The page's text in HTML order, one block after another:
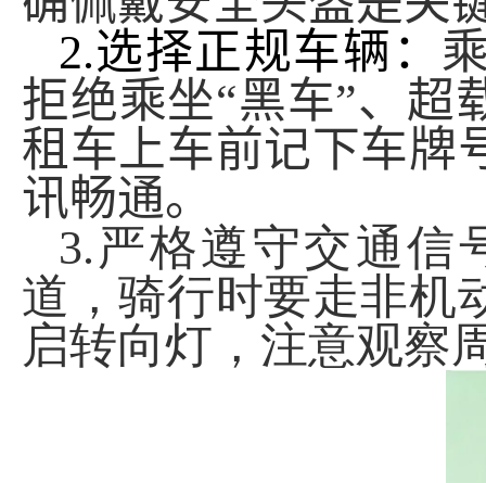
2.选择正规车辆：
拒绝乘坐“黑车”、超
租车上车前记下车牌
讯畅通。
3. 严格遵守交通信
道，骑行时要走非机
启转向灯，注意观察